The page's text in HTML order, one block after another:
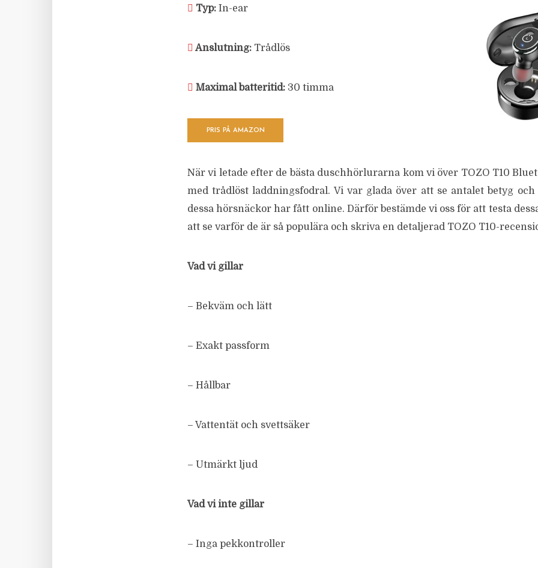
Typ: In-ear
Anslutning: Trådlös
Maximal batteritid: 30 timma
PRIS PÅ AMAZON
När vi letade efter de bästa duschhörlurarna kom vi över TOZO T10
med trådlöst laddningsfodral. Vi var glada över att se antalet betyg
dessa hörsnäckor har fått online. Därför bestämde vi oss för att testa
att se varför de är så populära och skriva en detaljerad TOZO T10-
Vad vi gillar
– Bekväm och lätt
– Exakt passform
– Hållbar
– Vattentät och svettsäker
– Utmärkt ljud
Vad vi inte gillar
– Inga pekkontroller